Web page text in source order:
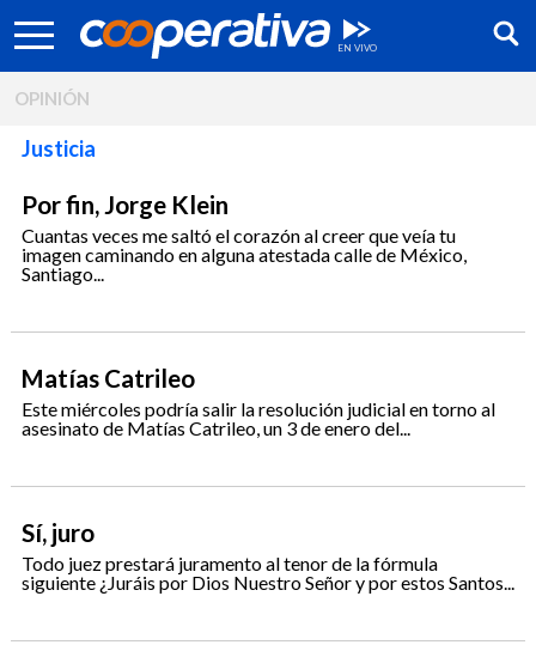
Síguenos:
OPINIÓN
Justicia
Por fin, Jorge Klein
Cuantas veces me saltó el corazón al creer que veía tu
imagen caminando en alguna atestada calle de México,
Santiago...
Matías Catrileo
Este miércoles podría salir la resolución judicial en torno al
asesinato de Matías Catrileo, un 3 de enero del...
Sí, juro
Todo juez prestará juramento al tenor de la fórmula
siguiente ¿Juráis por Dios Nuestro Señor y por estos Santos...